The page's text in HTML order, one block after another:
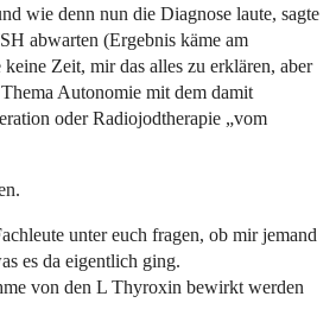
wie denn nun die Diagnose laute, sagte
abwarten (Ergebnis käme am
Zeit, mir das alles zu erklären, aber
Autonomie mit dem damit
oder Radiojodtherapie „vom
unter euch fragen, ob mir jemand
es da eigentlich ging.
von den L Thyroxin bewirkt werden